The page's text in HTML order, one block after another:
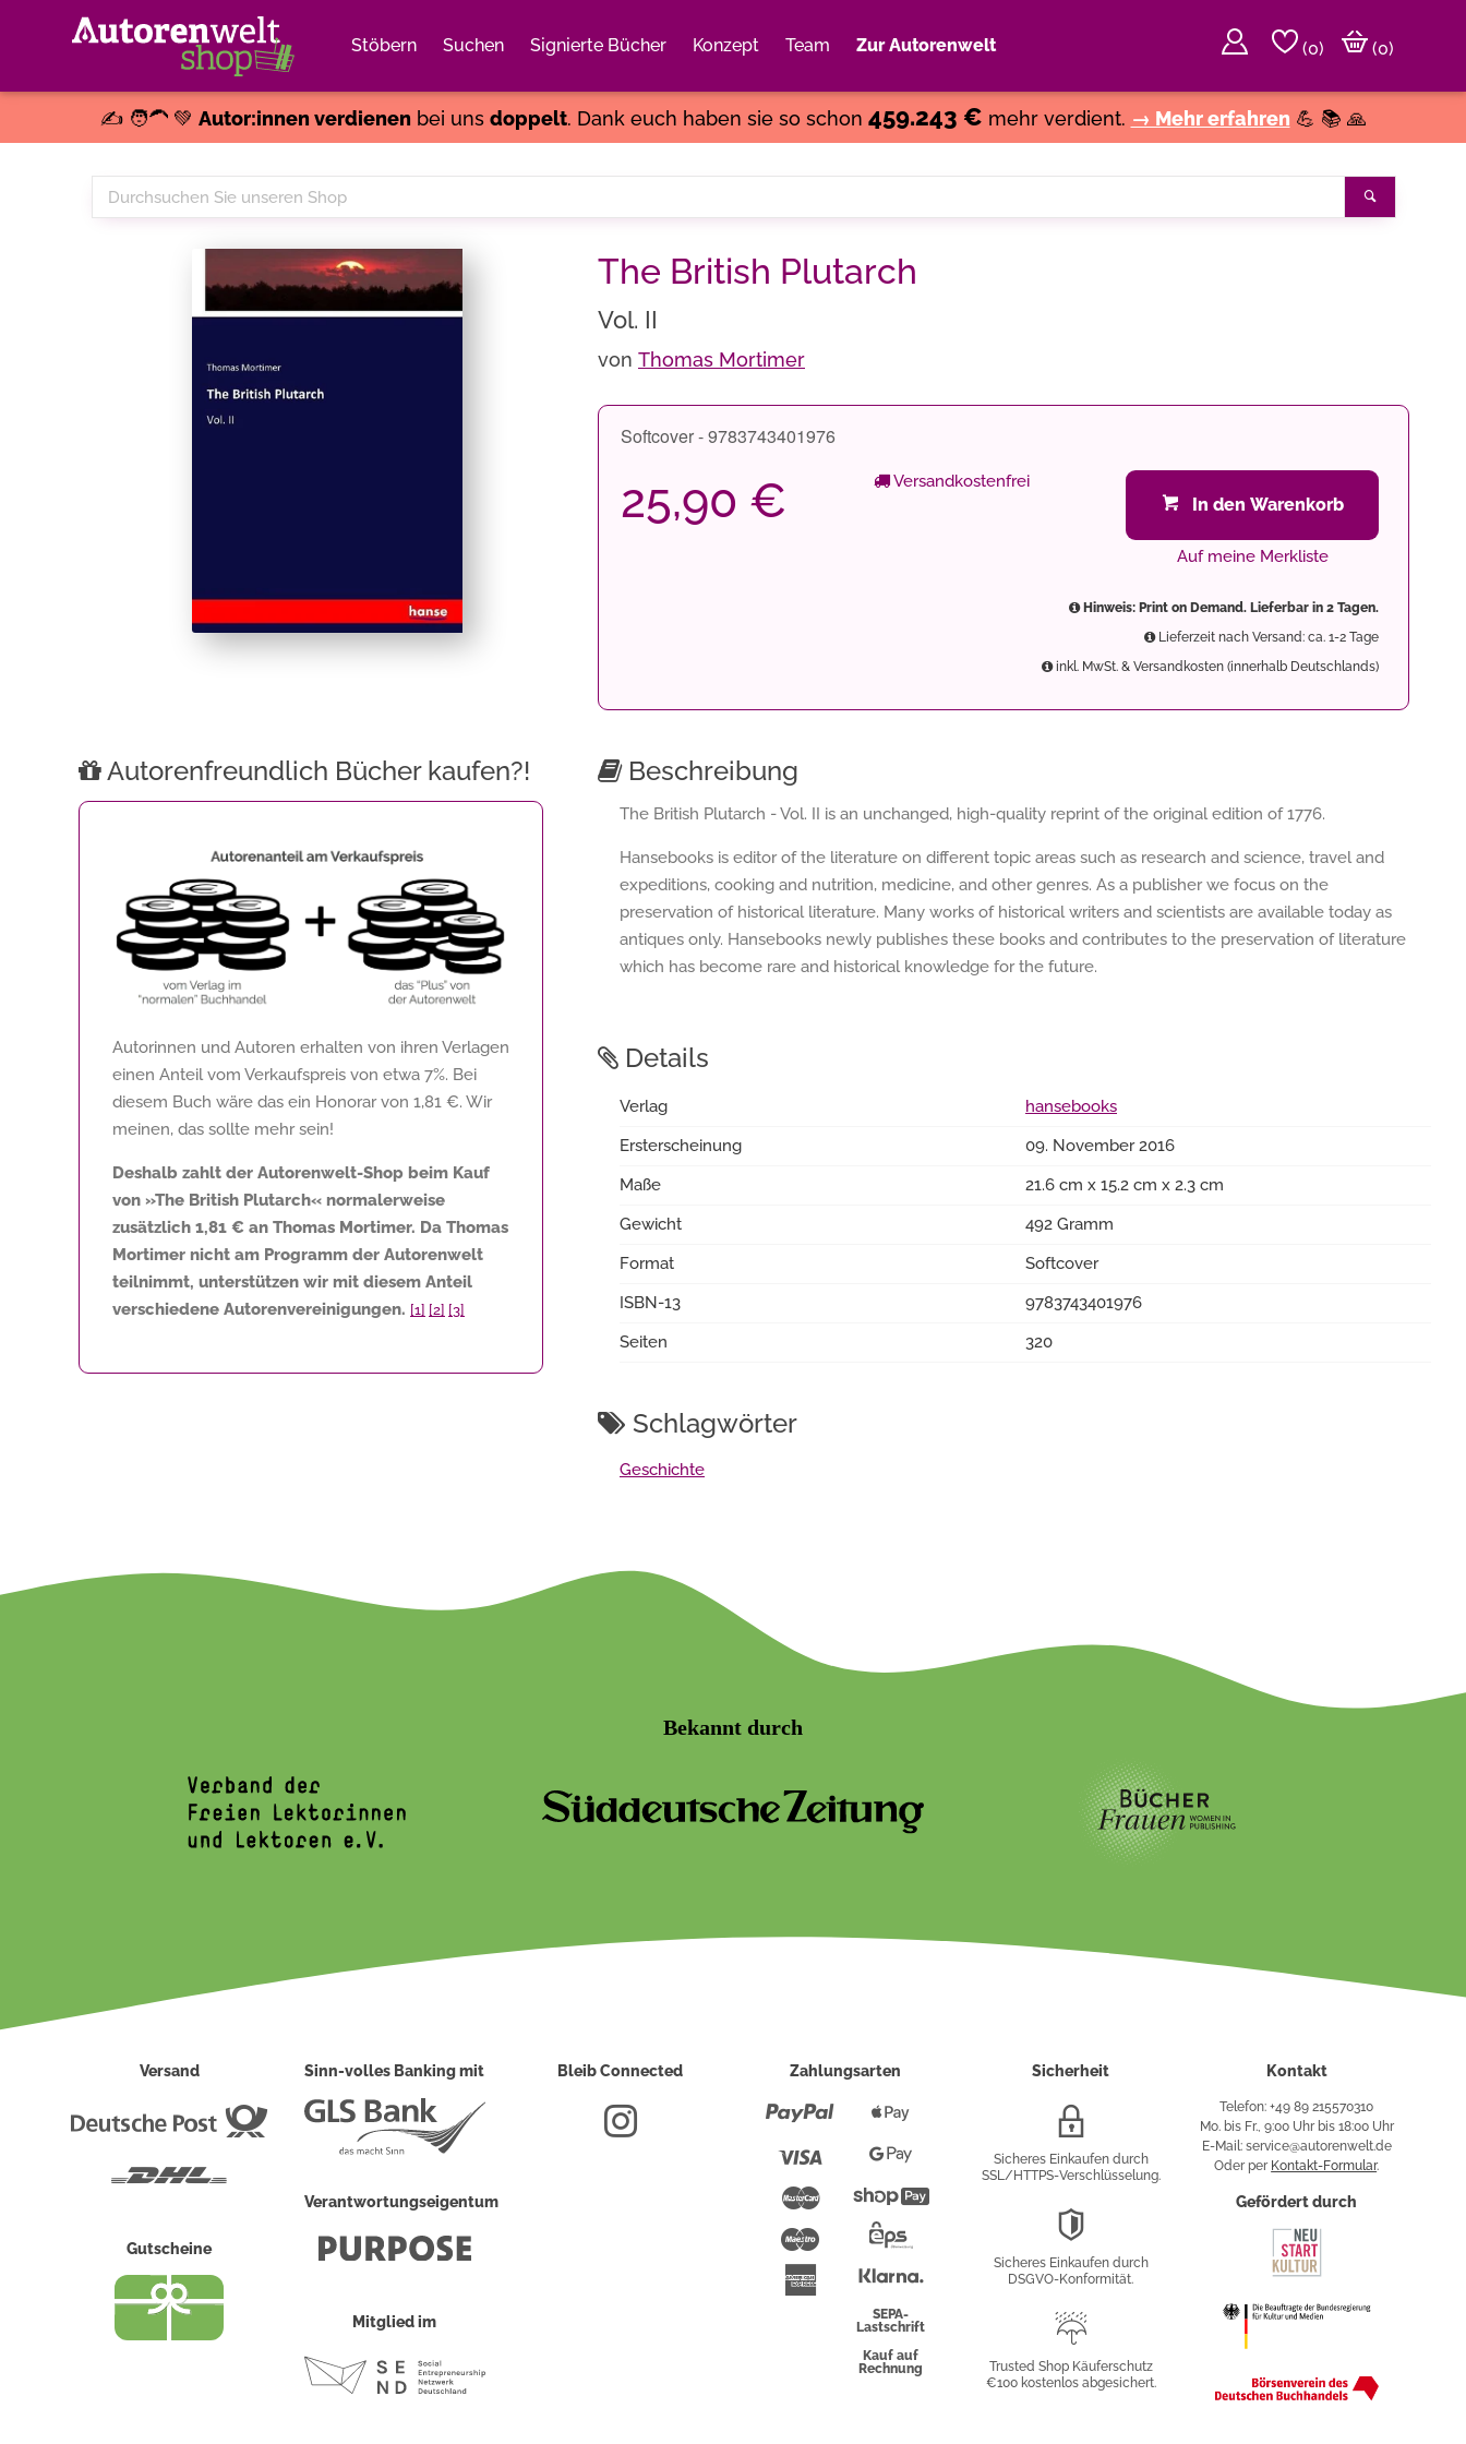
Stöbern Suchen Signierte Bücher Konzept Team Zur Autorenwelt (0)
(0)
✍️ 🧑‍🦱 💚 Autor:innen verdienenbei uns doppelt. Dank euch haben sie so schon 459.243 € mehr verdient. → Mehr erfahren 💪 📚 🙏
Durchsuchen
Sie
The British Plutarch
Vol. II
von Thomas Mortimer
Softcover - 9783743401976
25,90 € Versandkostenfrei
In den Warenkorb
Auf meine Merkliste
Hinweis: Print on Demand. Lieferbar in 2 Tagen.
Lieferzeit nach Versand: ca. 1-2 Tage
inkl. MwSt. & Versandkosten (innerhalb Deutschlands)
Autorenfreundlich Bücher kaufen?!
Autorinnen und Autoren erhalten von ihren Verlagen
einen Anteil vom Verkaufspreis von etwa 7%. Bei
diesem Buch wäre das ein Honorar von 1,81 €. Wir
meinen, das sollte mehr sein!
Deshalb zahlt der Autorenwelt-Shop beim Kauf
von »The British Plutarch« normalerweise
zusätzlich 1,81 € an Thomas Mortimer. Da Thomas
Mortimer nicht am Programm der Autorenwelt
teilnimmt, unterstützen wir mit diesem Anteil
verschiedene Autorenvereinigungen. [1] [2] [3]
Beschreibung
The British Plutarch - Vol. II is an unchanged, high-quality reprint of the original edition of 1776.
Hansebooks is editor of the literature on different topic areas such as research and science, travel and
expeditions, cooking and nutrition, medicine, and other genres. As a publisher we focus on the
preservation of historical literature. Many works of historical writers and scientists are available today as
antiques only. Hansebooks newly publishes these books and contributes to the preservation of literature
which has become rare and historical knowledge for the future.
Details
Verlag
hansebooks
Ersterscheinung
09. November 2016
Maße
21.6 cm x 15.2 cm x 2.3 cm
Gewicht
492 Gramm
Format
Softcover
ISBN-13
9783743401976
Seiten
320
Schlagwörter
Geschichte
Bekannt durch
Versand
Deutsche
Gutscheine
Sinn-volles Banking mit
Verantwortungseigentum
Mitglied im
Bleib Connected Zahlungsarten
Paypal
Mastercard
Maestro
American
Express
Pay
PayShopify
Überweisung
SEPA-
Lastschrift
Kauf auf
Rechnung
Sicherheit
Verschlüsselung
Sicheres Einkaufen durch
SSL/HTTPS-Verschlüsselung.
Sicheres Einkaufen durch
DSGVO-Konformität.
Käuferschutz
Trusted Shop Käuferschutz
€100 kostenlos abgesichert.
Kontakt
Telefon: +49 89 215570310
Mo. bis Fr., 9:00 Uhr bis 18:00 Uhr
E-Mail: service@autorenwelt.de
Oder per Kontakt-Formular.
Gefördert durch